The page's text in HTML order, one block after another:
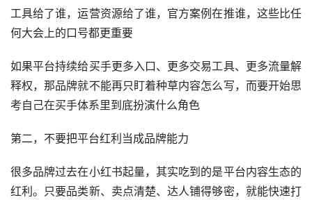
工具给了谁，运营资源给了谁，官方案例在推谁，这些比任
何大会上的口号都更重要
如果平台持续给买手更多入口、更多交易工具、更多流量解
释权，那品牌就不能再只盯着种草内容怎么写，而要开始思
考自己在买手体系里到底扮演什么角色
第二，不要把平台红利当成品牌能力
很多品牌过去在小红书起量，其实吃到的是平台内容生态的
红利。只要品类新、卖点清楚、达人铺得够密，就能快速打